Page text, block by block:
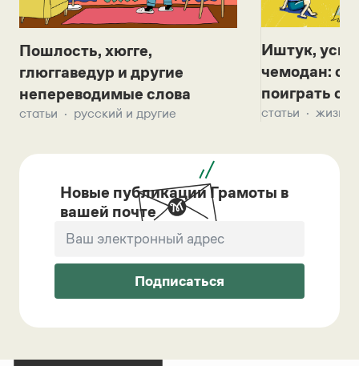
Пошлость, хюгге,
глюггаведур и другие
непереводимые слова
статьи русский и другие
Иштук,
чемодан:
поиграть с
статьи жизнь
Новые публикации Грамоты в
вашей почте
Подписаться